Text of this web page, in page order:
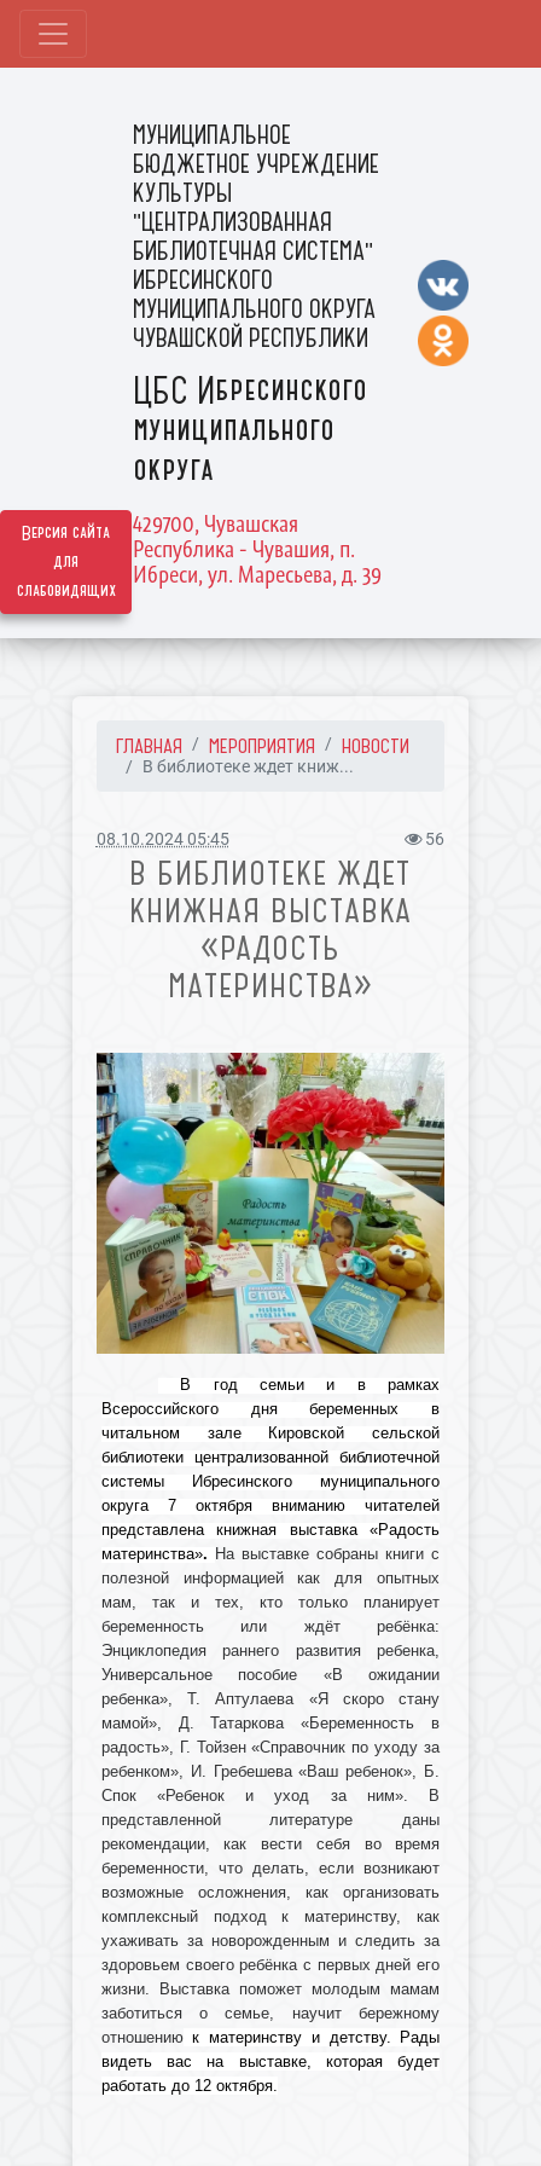
Версия сайта
для
слабовидящих
МУНИЦИПАЛЬНОЕ
БЮДЖЕТНОЕ УЧРЕЖДЕНИЕ
КУЛЬТУРЫ
"ЦЕНТРАЛИЗОВАННАЯ
БИБЛИОТЕЧНАЯ СИСТЕМА"
ИБРЕСИНСКОГО
МУНИЦИПАЛЬНОГО ОКРУГА
ЧУВАШСКОЙ РЕСПУБЛИКИ
ЦБС Ибресинского
муниципального
округа
429700, Чувашская
Республика - Чувашия, п.
Ибреси, ул. Маресьева, д. 39
ГЛАВНАЯ МЕРОПРИЯТИЯ НОВОСТИ
В библиотеке ждет книж...
08.10.2024 05:45 56
В БИБЛИОТЕКЕ ЖДЕТ
КНИЖНАЯ ВЫСТАВКА
«РАДОСТЬ
МАТЕРИНСТВА»
В год семьи и в рамках
Всероссийского дня беременных в
читальном зале Кировской сельской
библиотеки централизованной библиотечной
системы Ибресинского муниципального
округа 7 октября вниманию читателей
представлена книжная выставка «Радость
материнства». На выставке собраны книги с
полезной информацией как для опытных
мам, так и тех, кто только планирует
беременность или ждёт ребёнка:
Энциклопедия раннего развития ребенка,
Универсальное пособие «В ожидании
ребенка», Т. Аптулаева «Я скоро стану
мамой», Д. Татаркова «Беременность в
радость», Г. Тойзен «Справочник по уходу за
ребенком», И. Гребешева «Ваш ребенок», Б.
Спок «Ребенок и уход за ним». В
представленной литературе даны
рекомендации, как вести себя во время
беременности, что делать, если возникают
возможные осложнения, как организовать
комплексный подход к материнству, как
ухаживать за новорожденным и следить за
здоровьем своего ребёнка с первых дней его
жизни. Выставка поможет молодым мамам
заботиться о семье, научит бережному
отношениюк материнству и детству. Рады
видеть вас на выставке, которая будет
работать до 12 октября.